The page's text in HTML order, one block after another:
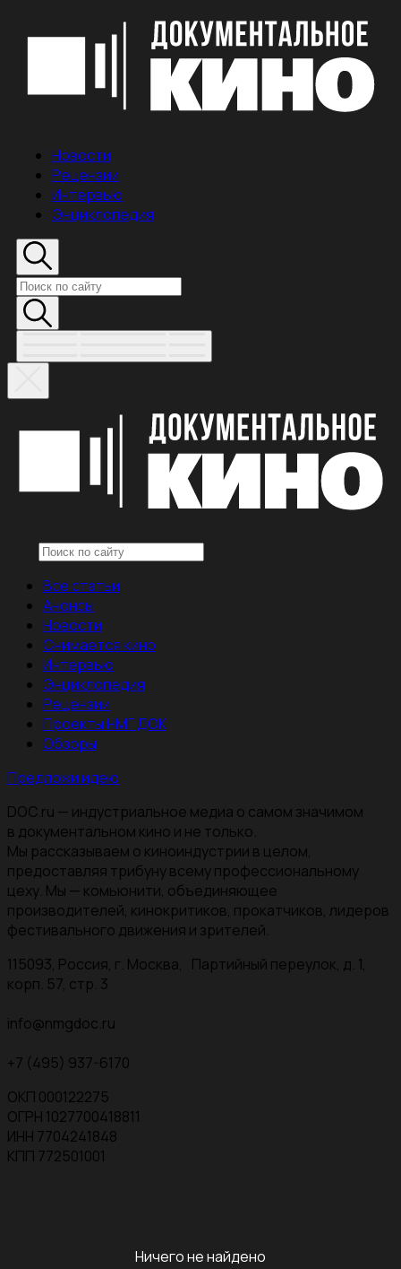
Новости
Рецензии
Интервью
Энциклопедия
Все статьи
Анонсы
Новости
Снимается кино
Интервью
Энциклопедия
Рецензии
Проекты НМГ ДОК
Обзоры
Предложи идею
DOC.ru — индустриальное медиа о самом значимом
в документальном кино и не только.
Мы рассказываем о киноиндустрии в целом,
предоставляя трибуну всему профессиональному
цеху. Мы — комьюнити, объединяющее
производителей, кинокритиков, прокатчиков, лидеров
фестивального движения и зрителей.
115093, Россия, г. Москва, Партийный переулок, д. 1,
корп. 57, стр. 3
info@nmgdoc.ru
+7 (495) 937-6170
ОКП 000122275
ОГРН 1027700418811
ИНН 7704241848
КПП 772501001
Ничего не найдено